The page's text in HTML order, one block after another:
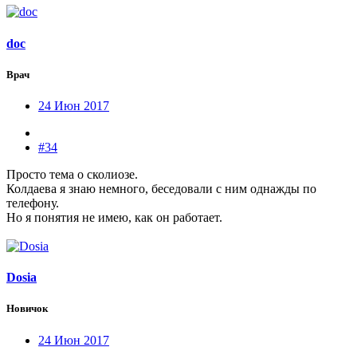
doc
Врач
24 Июн 2017
#34
Просто тема о сколиозе.
Колдаева я знаю немного, беседовали с ним однажды по
телефону.
Но я понятия не имею, как он работает.
Dosia
Новичок
24 Июн 2017